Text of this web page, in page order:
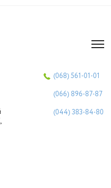
(068) 561-01-01
(066) 896-87-87
(044) 383-84-80